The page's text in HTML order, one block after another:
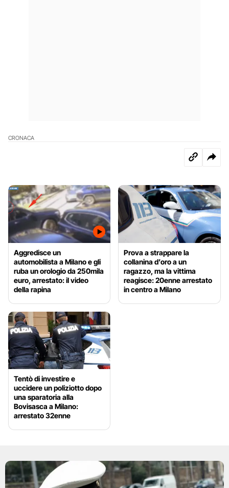
CRONACA
Aggredisce un
automobilista a Milano e gli
ruba un orologio da 250mila
euro, arrestato: il video
della rapina
Prova a strappare la
collanina d’oro a un
ragazzo, ma la vittima
reagisce: 20enne arrestato
in centro a Milano
Tentò di investire e
uccidere un poliziotto dopo
una sparatoria alla
Bovisasca a Milano:
arrestato 32enne